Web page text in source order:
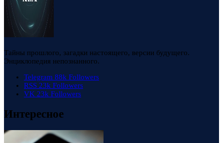
Тайны прошлого, загадки настоящего, версии будущего.
Энциклопедия непознанного.
Telegram 88k Followers
RSS 23k Followers
VK 23k Followers
Интересное